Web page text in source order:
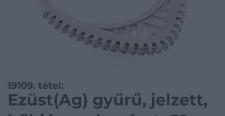
19109. tétel:
Ezüst(Ag) gyűrű, jelzett,